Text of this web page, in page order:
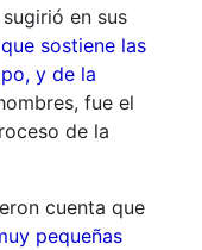
en sus
sostiene las
y de la
fue el
de la
cuenta que
pequeñas